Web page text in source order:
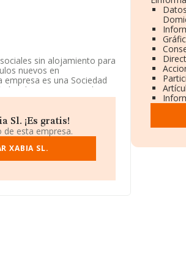
sin alojamiento para
nuevos en
es una Sociedad
de servicios sociales
8812. No realiza actividad
tiene domicilio fiscal en
municipio de Xabia, en
el promedio de la
Sl. ¡Es gratis!
esta empresa.
XABIA SL.